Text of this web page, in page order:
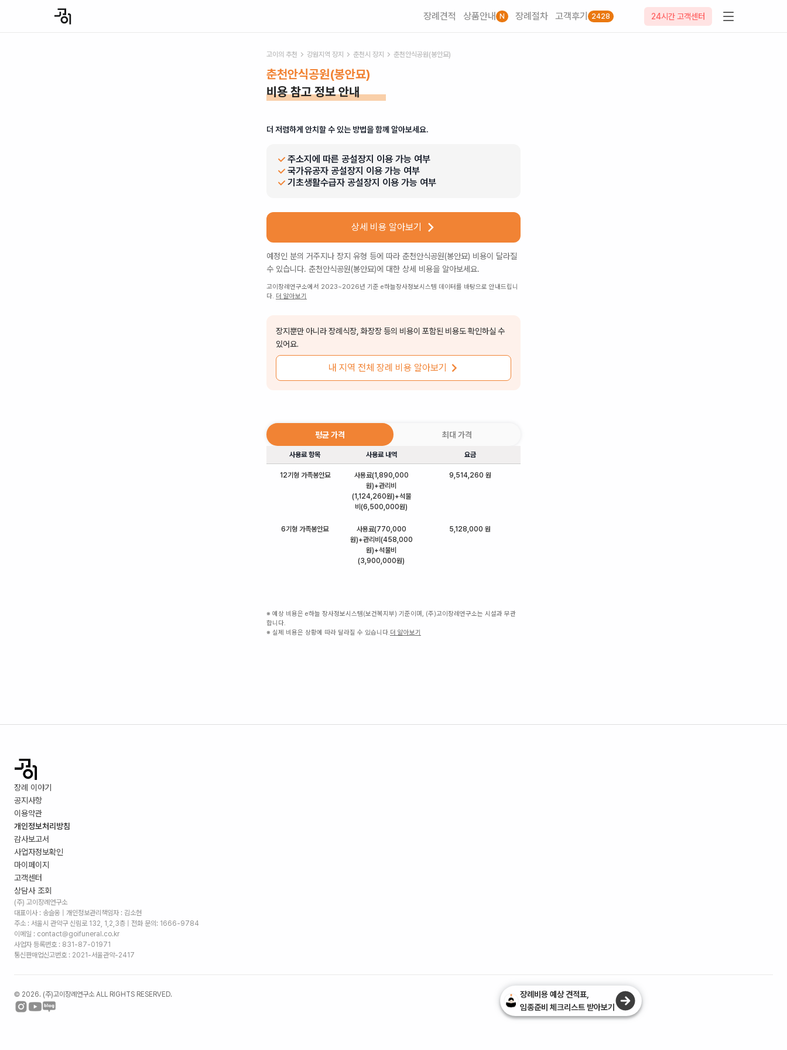
장례견적 상품안내 N 장례절차 고객후기 2428 24시간 고객센터
고이의 추천 강원지역 장지 춘천시 장지 춘천안식공원(봉안묘)
춘천안식공원(봉안묘)
비용 참고 정보 안내
더 저렴하게 안치할 수 있는 방법을 함께 알아보세요.
주소지에 따른 공설장지 이용 가능 여부
국가유공자 공설장지 이용 가능 여부
기초생활수급자 공설장지 이용 가능 여부
상세 비용 알아보기
예정인 분의 거주지나 장지 유형 등에 따라 춘천안식공원(봉안묘) 비용이 달라질
수 있습니다. 춘천안식공원(봉안묘)에 대한 상세 비용을 알아보세요.
고이장례연구소에서 2023~2026년 기준 e하늘장사정보시스템 데이터를 바탕으로 안내드립니
다. 더 알아보기
장지뿐만 아니라 장례식장, 화장장 등의 비용이 포함된 비용도 확인하실 수
있어요.
내 지역 전체 장례 비용 알아보기
평균 가격 최대 가격
사용료 항목 사용료 내역 요금
12기형 가족봉안묘
사용료(1,890,000
원)+관리비
(1,124,260원)+석물
비(6,500,000원)
9,514,260 원
6기형 가족봉안묘
사용료(770,000
원)+관리비(458,000
원)+석물비
(3,900,000원)
5,128,000 원
※ 예상 비용은 e하늘 장사정보시스템(보건복지부) 기준이며, (주)고이장례연구소는 시설과 무관
합니다.
※ 실제 비용은 상황에 따라 달라질 수 있습니다.더 알아보기
장례 이야기
공지사항
이용약관
개인정보처리방침
감사보고서
사업자정보확인
마이페이지
고객센터
상담사 조회
(주) 고이장례연구소
대표이사 : 송슬옹 | 개인정보관리책임자 : 김소현
주소 : 서울시 관악구 신림로 132, 1,2,3층 | 전화 문의: 1666-9784
이메일 : contact@goifuneral.co.kr
사업자 등록번호 : 831-87-01971
통신판매업신고번호 : 2021-서울관악-2417
© 2026. (주)고이장례연구소 ALL RIGHTS RESERVED.
장례비용 예상 견적표,
임종준비 체크리스트 받아보기